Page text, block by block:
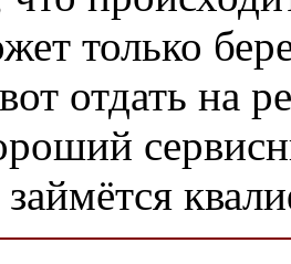
только
отдать на